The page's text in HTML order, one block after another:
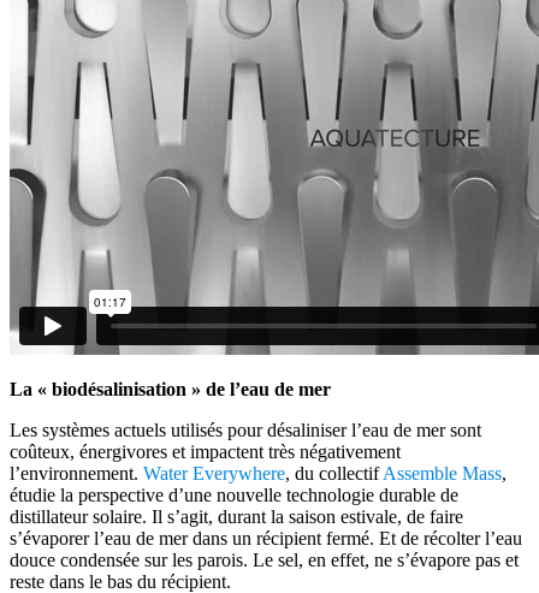
La « biodésalinisation » de l’eau de mer
Les systèmes actuels utilisés pour désaliniser l’eau de mer sont
coûteux, énergivores et impactent très négativement
l’environnement. Water Everywhere, du collectifAssemble Mass,
étudie la perspective d’une nouvelle technologie durable de
distillateur solaire. Il s’agit, durant la saison estivale, de faire
s’évaporer l’eau de mer dans un récipient fermé. Et de récolter l’eau
douce condensée sur les parois. Le sel, en effet, ne s’évapore pas et
reste dans le bas du récipient.